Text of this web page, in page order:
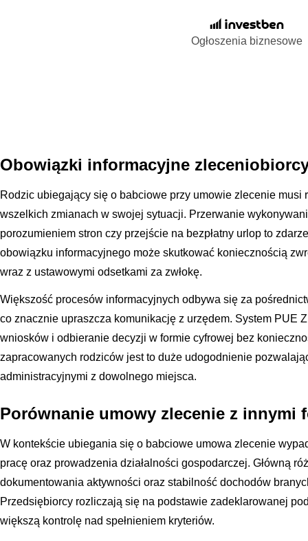
Ogłoszenia biznesowe
Obowiązki informacyjne
Rodzic ubiegający się o babciowe przy umowie zlecenie musi
wszelkich zmianach w swojej sytuacji. Przerwanie
porozumieniem stron czy przejście na bezpłatny urlop to
obowiązku informacyjnego może skutkować koniecznością
wraz z ustawowymi odsetkami za zwłokę.
Większość procesów informacyjnych odbywa się za
co znacznie upraszcza komunikację z urzędem. System PUE
wniosków i odbieranie decyzji w formie cyfrowej bez
zapracowanych rodziców jest to duże udogodnienie
administracyjnymi z dowolnego miejsca.
Porównanie umowy zlecenie z innymi
W kontekście ubiegania się o babciowe umowa zlecenie
pracę oraz prowadzenia działalności gospodarczej. Główną
dokumentowania aktywności oraz stabilność dochodów
Przedsiębiorcy rozliczają się na podstawie zadeklarowanej
większą kontrolę nad spełnieniem kryteriów.